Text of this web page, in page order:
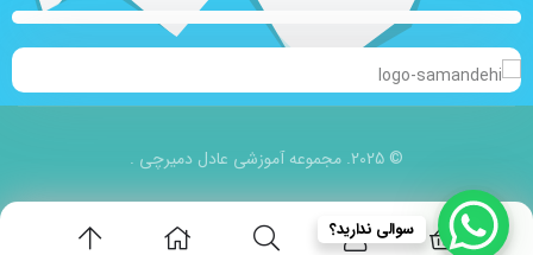
© 2025. مجموعه آموزشی عادل دمیرچی .
سوالی ندارید؟